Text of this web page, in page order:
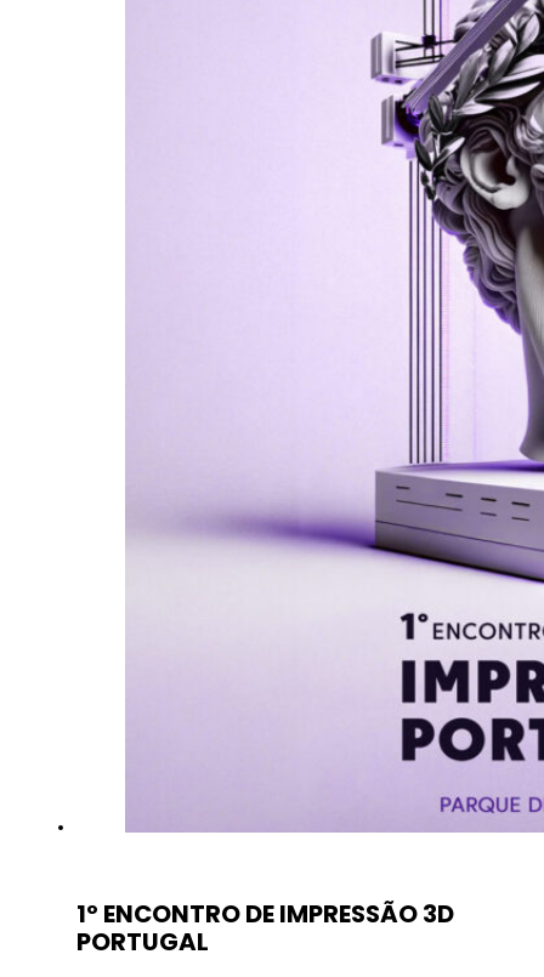
1º ENCONTRO DE IMPRESSÃO 3D
PORTUGAL